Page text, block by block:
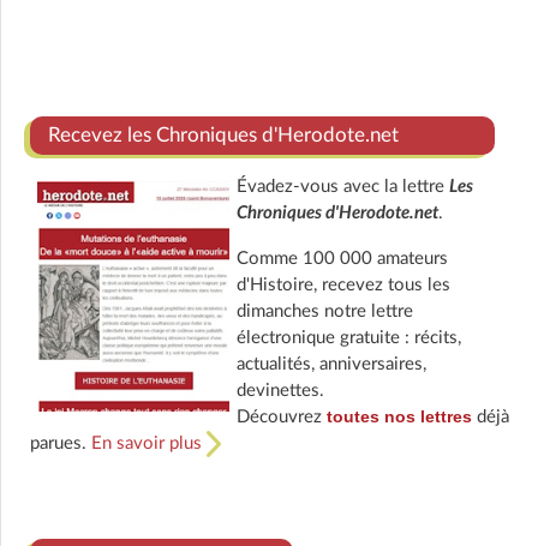
Recevez les Chroniques d'Herodote.net
Évadez-vous avec la lettre Les
Chroniques d'Herodote.net.
Comme 100 000 amateurs
d'Histoire, recevez tous les
dimanches notre lettre
électronique gratuite : récits,
actualités, anniversaires,
devinettes.
Découvrez toutes nos lettresdéjà
parues. En savoir plus